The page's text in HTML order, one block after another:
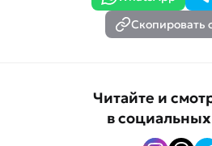
Скопировать
Читайте и
в социальных